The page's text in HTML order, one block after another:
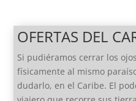
OFERTAS DEL
Si pudiéramos cerrar los
físicamente al mismo
dudarlo, en el Caribe. El